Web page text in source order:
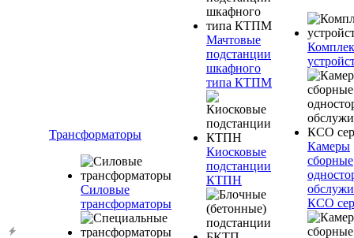
Трансформаторы
Силовые
трансформаторы
Мачтовые
подстанции
шкафного
типа КТПМ
Киосковые
подстанции
КТПН
Камеры
сборные
КСО